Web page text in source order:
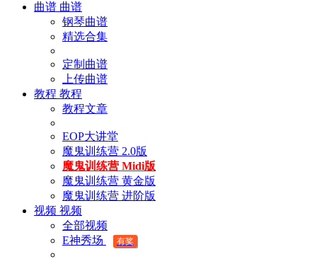
曲谱 曲谱
钢琴曲谱
精选合集
定制曲谱
上传曲谱
教程 教程
教程文章
EOP大讲堂
魔鬼训练营 2.0版
魔鬼训练营 Midi版
魔鬼训练营 黄金版
魔鬼训练营 进阶版
视频 视频
全部视频
E神秀场
有奖